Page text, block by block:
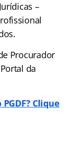
–
Procurador
da
Clique